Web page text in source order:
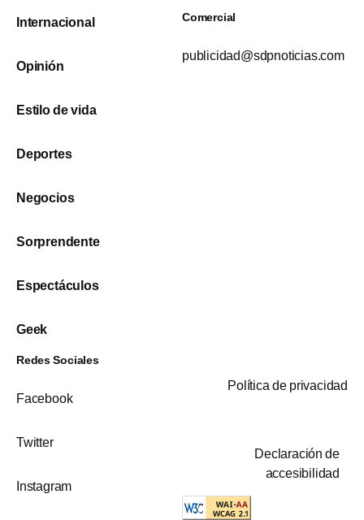
Internacional
Opinión
Estilo de vida
Deportes
Negocios
Sorprendente
Espectáculos
Geek
Comercial
publicidad@sdpnoticias.com
Redes Sociales
Facebook
Twitter
Instagram
Política de privacidad
Declaración de
accesibilidad